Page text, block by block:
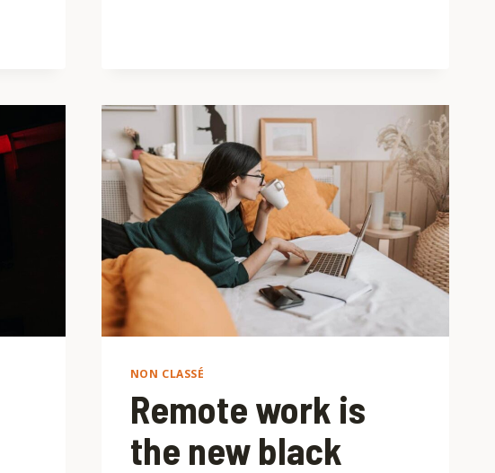
NON CLASSÉ
Remote work is
the new black